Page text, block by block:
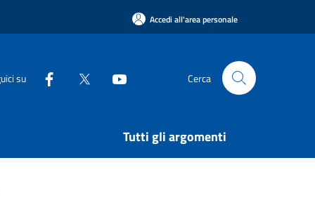
Accedi all'area personale
su Cerca
Tutti gli argomenti